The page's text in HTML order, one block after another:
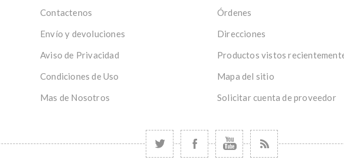
Contactenos
Envío y devoluciones
Aviso de Privacidad
Condiciones de Uso
Mas de Nosotros
Órdenes
Direcciones
Productos vistos
Mapa del sitio
Solicitar cuenta de proveedor